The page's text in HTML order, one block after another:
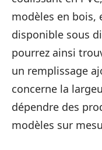
modèles en bois,
disponible sous
pourrez ainsi
un remplissage
concerne la
dépendre des
modèles sur